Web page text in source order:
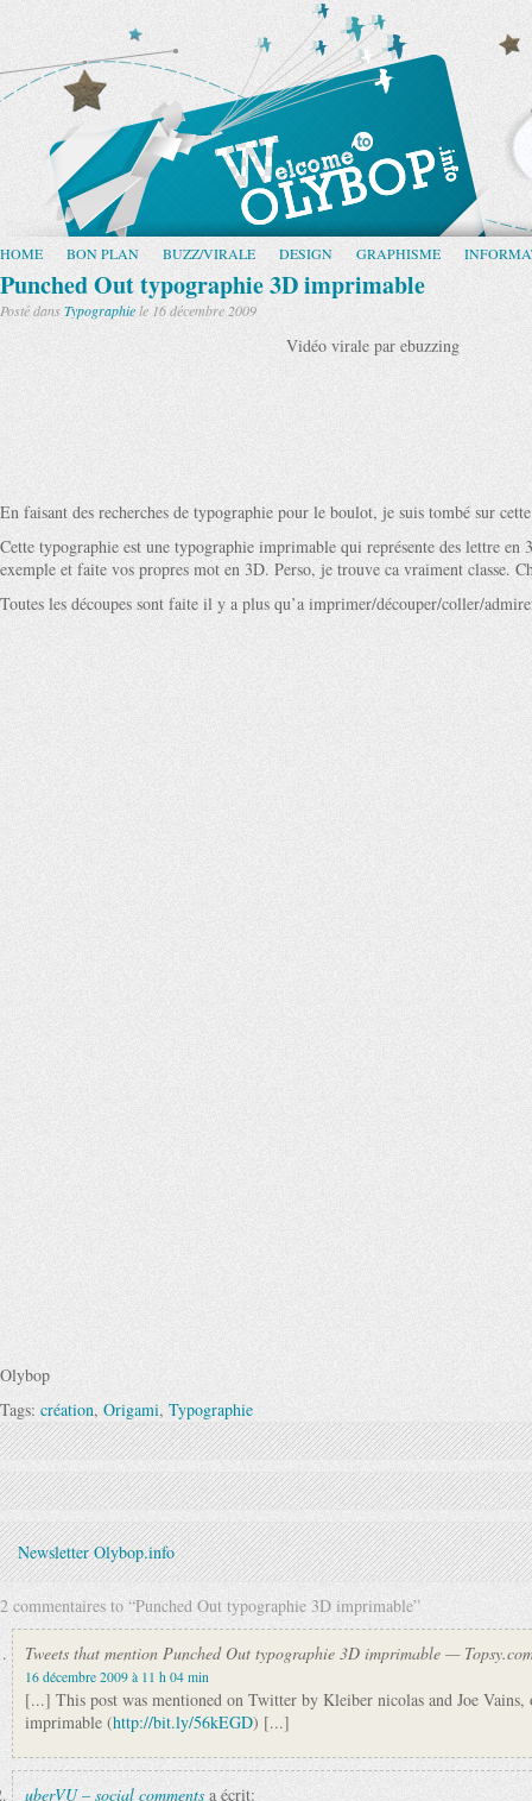
HOME BON PLAN BUZZ/VIRALE DESIGN GRAPHISME
Punched Out typographie 3D imprimable
Posté dansTypographiele 16 décembre 2009
Vidéo virale par ebuzzing
En faisant des recherches de typographie pour le boulot, je suis tombé sur
Cette typographie est une typographie imprimable qui représente des lettre
exemple et faite vos propres mot en 3D. Perso, je trouve ca vraiment classe.
Toutes les découpes sont faite il y a plus qu’a imprimer/découper/coller/
Olybop
Tags: création, Origami, Typographie
Newsletter Olybop.info
2 commentaires to “Punched Out typographie 3D imprimable”
Tweets that mention Punched Out typographie 3D imprimable —
16 décembre 2009 à 11 h 04 min
[...] This post was mentioned on Twitter by Kleiber nicolas and Joe
imprimable (http://bit.ly/56kEGD) [...]
uberVU – social comments a écrit: